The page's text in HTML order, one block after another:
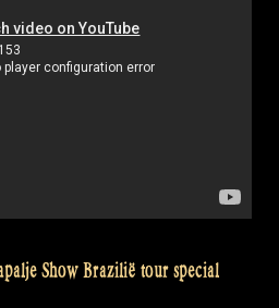
Show Brazilië tour special